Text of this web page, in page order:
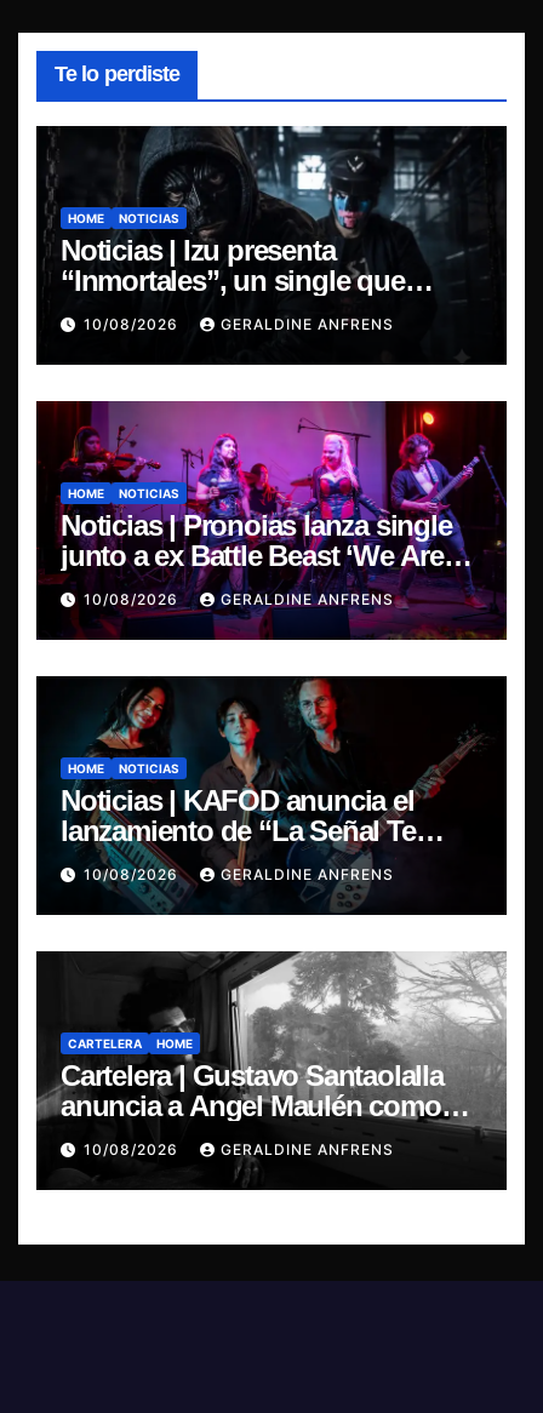
Te lo perdiste
HOME NOTICIAS
Noticias | Izu presenta
“Inmortales”, un single que
marca su esperado regreso.
10/08/2026 GERALDINE ANFRENS
HOME NOTICIAS
Noticias | Pronoias lanza single
junto a ex Battle Beast ‘We Are
The Same’ une el metal de Chile y
Finlandia.
10/08/2026 GERALDINE ANFRENS
HOME NOTICIAS
Noticias | KAFOD anuncia el
lanzamiento de “La Señal Te
Encontró”, el primer adelanto de
su nuevo álbum conceptual.
10/08/2026 GERALDINE ANFRENS
CARTELERA HOME
Cartelera | Gustavo Santaolalla
anuncia a Angel Maulén como
invitado especial para su regreso
a Chile
10/08/2026 GERALDINE ANFRENS